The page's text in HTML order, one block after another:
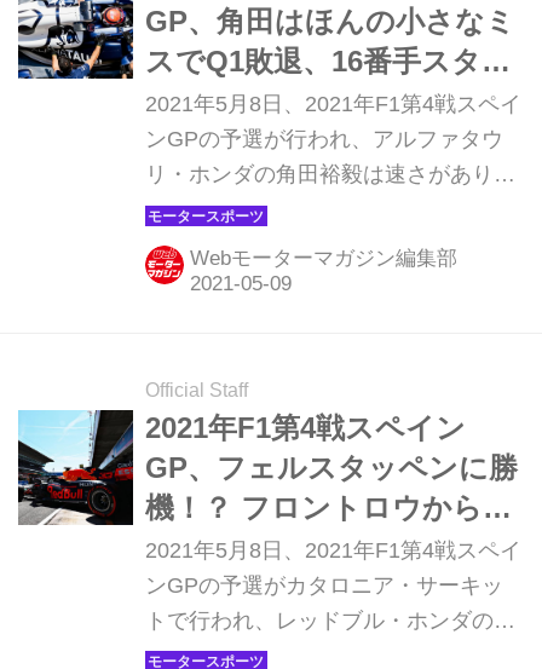
GP、角田はほんの小さなミ
スでQ1敗退、16番手スター
トと試練が続く【モーター
スポーツ】
2021年5月8日、2021年F1第4戦スペイ
ンGPの予選が行われ、アルファタウ
リ・ホンダの角田裕毅は速さがありな
がら、不運とミスで16番手にとどまっ
た。チームメイトのピエール・ガスリ
ーも今季初めてQ3進出を逃して12番
Webモーターマガジン編集部
Official Staff
2021年F1第4戦スペイン
GP、フェルスタッペンに勝
機！？ フロントロウからの
スタートに期待【モーター
スポーツ】
2021年5月8日、2021年F1第4戦スペイ
ンGPの予選がカタロニア・サーキッ
トで行われ、レッドブル・ホンダのマ
ックス・フェルスタッペンはポールポ